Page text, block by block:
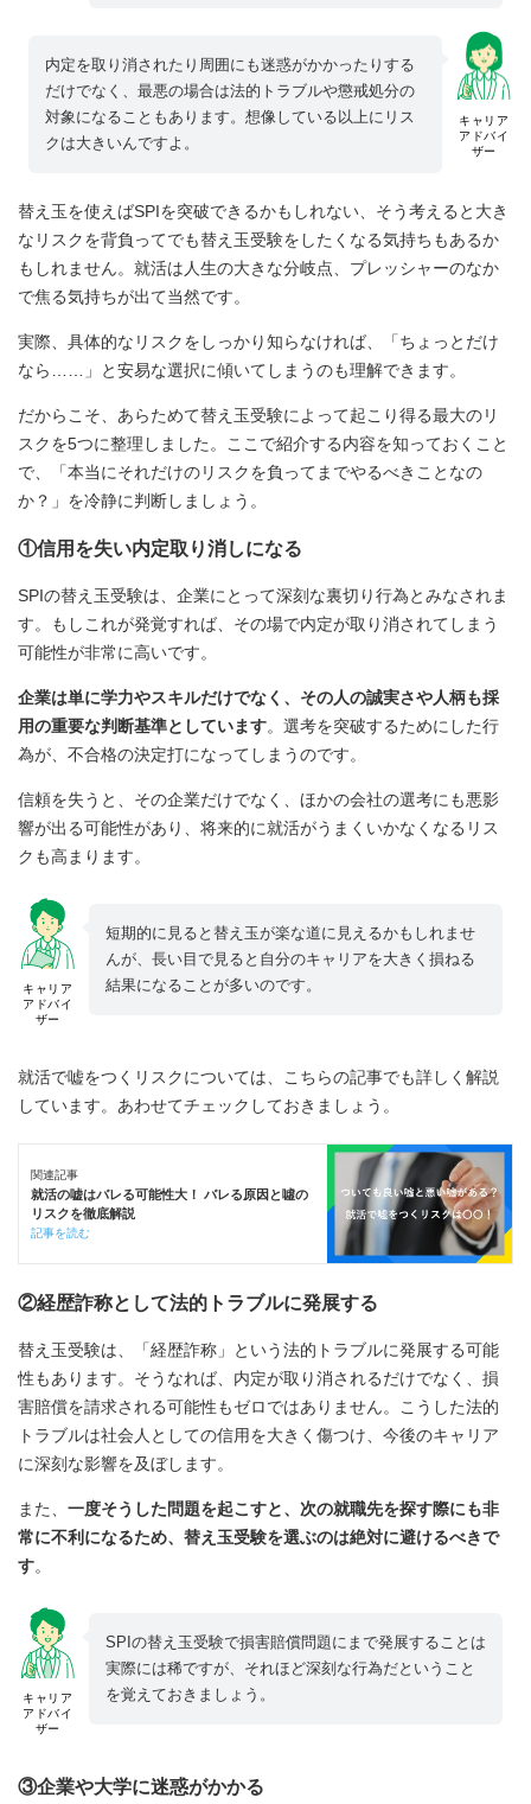
キャリア
アドバイ
ザー
内定を取り消されたり周囲にも迷惑がかかったりする
だけでなく、最悪の場合は法的トラブルや懲戒処分の
対象になることもあります。想像している以上にリス
クは大きいんですよ。
替え玉を使えばSPIを突破できるかもしれない、そう考えると大き
なリスクを背負ってでも替え玉受験をしたくなる気持ちもあるか
もしれません。就活は人生の大きな分岐点、プレッシャーのなか
で焦る気持ちが出て当然です。
実際、具体的なリスクをしっかり知らなければ、「ちょっとだけ
なら……」と安易な選択に傾いてしまうのも理解できます。
だからこそ、あらためて替え玉受験によって起こり得る最大のリ
スクを5つに整理しました。ここで紹介する内容を知っておくこと
で、「本当にそれだけのリスクを負ってまでやるべきことなの
か？」を冷静に判断しましょう。
①信用を失い内定取り消しになる
SPIの替え玉受験は、企業にとって深刻な裏切り行為とみなされま
す。もしこれが発覚すれば、その場で内定が取り消されてしまう
可能性が非常に高いです。
企業は単に学力やスキルだけでなく、その人の誠実さや人柄も採
用の重要な判断基準としています。選考を突破するためにした行
為が、不合格の決定打になってしまうのです。
信頼を失うと、その企業だけでなく、ほかの会社の選考にも悪影
響が出る可能性があり、将来的に就活がうまくいかなくなるリス
クも高まります。
キャリア
アドバイ
ザー
短期的に見ると替え玉が楽な道に見えるかもしれませ
んが、長い目で見ると自分のキャリアを大きく損ねる
結果になることが多いのです。
就活で嘘をつくリスクについては、こちらの記事でも詳しく解説
しています。あわせてチェックしておきましょう。
関連記事
就活の嘘はバレる可能性大！ バレる原因と噓の
リスクを徹底解説
記事を読む
②経歴詐称として法的トラブルに発展する
替え玉受験は、「経歴詐称」という法的トラブルに発展する可能
性もあります。そうなれば、内定が取り消されるだけでなく、損
害賠償を請求される可能性もゼロではありません。こうした法的
トラブルは社会人としての信用を大きく傷つけ、今後のキャリア
に深刻な影響を及ぼします。
また、 一度そうした問題を起こすと、次の就職先を探す際にも非
常に不利になるため、替え玉受験を選ぶのは絶対に避けるべきで
す。
キャリア
アドバイ
ザー
SPIの替え玉受験で損害賠償問題にまで発展することは
実際には稀ですが、それほど深刻な行為だということ
を覚えておきましょう。
③企業や大学に迷惑がかかる